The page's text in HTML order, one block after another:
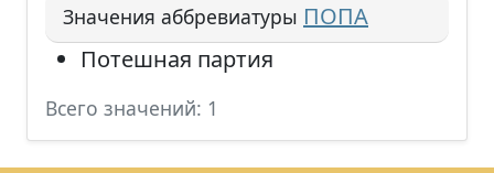
Значения аббревиатуры ПОПА
Потешная партия
Всего значений: 1